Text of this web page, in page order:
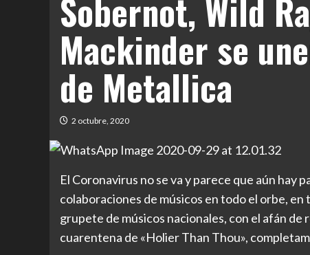
Sobernot, Wild
Mackinder se
de Metallica
2 octubre, 2020
El Coronavirus no se va y parece que aún hay
colaboraciones de músicos en todo el orbe,
grupete de músicos nacionales, con el afán
cuarentena de «Holier Than Thou»,